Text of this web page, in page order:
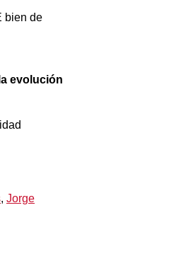
bien de
evolución
, Jorge